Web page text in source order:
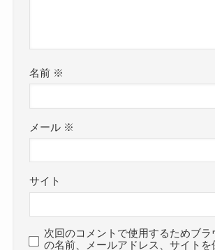
名前 ※
メール ※
サイト
次回のコメントで使用するためブラ
の名前、メールアドレス、サイトを